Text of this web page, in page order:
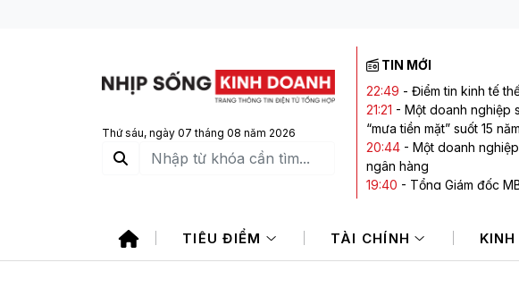
Thứ sáu, ngày 07 tháng 08 năm 2026
TIN MỚI
22:49 - Điểm tin kinh tế
21:21 - Một doanh nghiệp
“mưa tiền mặt” suốt 15
20:44 - Một doanh
ngân hàng
19:40 - Tổng Giám đốc
sản với slogan nổi tiếng
17:45-Một cổ phiếu bị
TIÊU ĐIỂM TÀI CHÍNH